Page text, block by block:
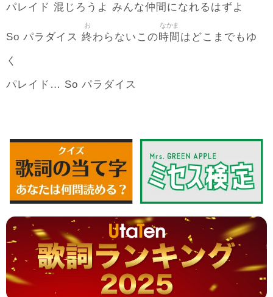
パレイド 混 じろうよ みんな仲間 になれるはずよ
So パラダイス 終
お
わらないこの時間
なかま
はどこまでもゆ
く
パレイド… So パラダイス